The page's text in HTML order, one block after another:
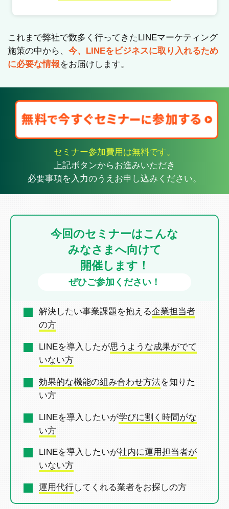
これまで弊社で数多く行ってきたLINEマーケティング
施策の中から、 今、LINEをビジネスに取り入れるため
に必要な情報をお届けします。
セミナー参加費用は無料です。
上記ボタンからお進みいただき
必要事項を入力のうえお申し込みください。
今回のセミナーはこんな
みなさまへ向けて
開催します！
ぜひご参加ください！
解決したい事業課題を抱える企業担当者
の方
LINEを導入したが思うような成果がでて
いない方
効果的な機能の組み合わせ方法を知りた
い方
LINEを導入したいが学びに割く時間がな
い方
LINEを導入したいが社内に運用担当者が
いない方
運用代行してくれる業者をお探しの方